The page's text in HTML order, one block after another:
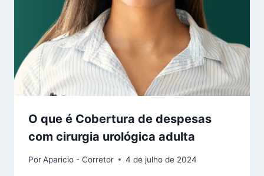
O que é Cobertura de despesas
com cirurgia urológica adulta
PorAparicio - Corretor 4 de julho de 2024